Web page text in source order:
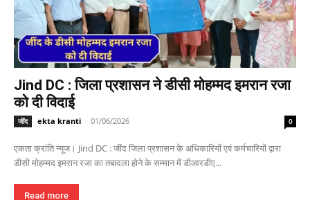
Jind DC : जिला प्रशासन ने डीसी मोहम्मद इमरान रजा
को दी विदाई
जींद ekta kranti - 01/06/2026 0
एकता क्रांति न्यूज। Jind DC : जींद जिला प्रशासन के अधिकारियों एवं कर्मचारियों द्वारा
डीसी मोहम्मद इमरान रजा का तबादला होने के सम्मान में डीआरडीए...
Read more